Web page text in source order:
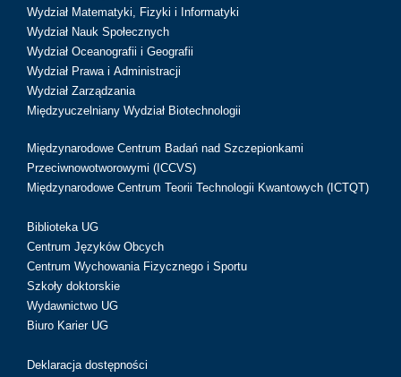
Wydział Matematyki, Fizyki i Informatyki
Wydział Nauk Społecznych
Wydział Oceanografii i Geografii
Wydział Prawa i Administracji
Wydział Zarządzania
Międzyuczelniany Wydział Biotechnologii
Międzynarodowe Centrum Badań nad Szczepionkami
Przeciwnowotworowymi (ICCVS)
Międzynarodowe Centrum Teorii Technologii Kwantowych (ICTQT)
Biblioteka UG
Centrum Języków Obcych
Centrum Wychowania Fizycznego i Sportu
Szkoły doktorskie
Wydawnictwo UG
Biuro Karier UG
Deklaracja dostępności